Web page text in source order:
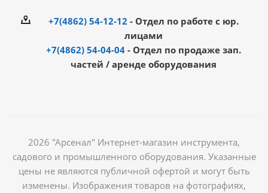
+7(4862) 54-12-12 - Отдел по работе с юр.
лицами
+7(4862) 54-04-04 - Отдел по продаже зап.
частей / аренде оборудования
2026 "Арсенал" Интернет-магазин инструмента,
садового и промышленного оборудования. Указанные
цены не являются публичной офертой и могут быть
изменены. Изображения товаров на фотографиях,